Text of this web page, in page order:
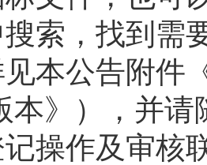
索，找到需
本公告附件
本》），并
记操作及审核